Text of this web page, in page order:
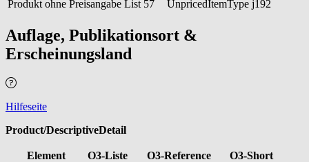
Produkt ohne Preisangabe List 57 UnpricedItemType j192
Auflage, Publikationsort &
Erscheinungsland
Hilfeseite
Product/DescriptiveDetail
Element O3-Liste O3-Reference
O3-Short